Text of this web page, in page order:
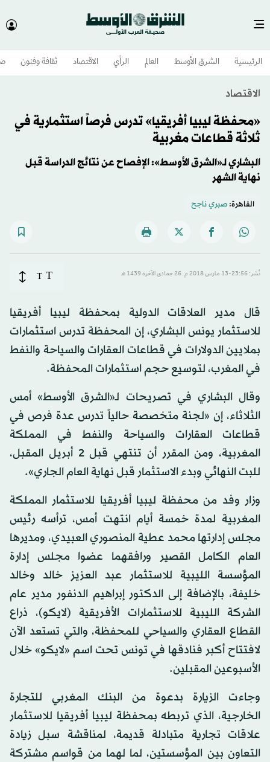
الرئيسية الشرق الأوسط​ العالم الرأي الاقتصاد ثقافة وفنون
الاقتصاد
«محفظة ليبيا أفريقيا» تدرس فرصاً استثمارية في
ثلاثة قطاعات مغربية
البشاري لـ«الشرق الأوسط»: الإفصاح عن نتائج الدراسة قبل
نهاية الشهر
القاهرة:صبري ناجح
نُشر: 23:56-13 مارس 2018 م ـ 26 جمادى الآخرة 1439 هـ T
T
قال مدير العلاقات الدولية بمحفظة ليبيا أفريقيا
للاستثمار يونس البشاري، إن المحفظة تدرس استثمارات
بملايين الدولارات في قطاعات العقارات والسياحة والنفط
في المغرب، لتوسيع حجم استثمارات المحفظة.
وقال البشاري في تصريحات لـ«الشرق الأوسط» أمس
الثلاثاء، إن «لجنة متخصصة حالياً تدرس عدة فرص في
قطاعات العقارات والسياحة والنفط في المملكة
المغربية، ومن المقرر أن تنتهي قبل 2 أبريل المقبل،
للبت النهائي وبدء الاستثمار قبل نهاية العام الجاري».
وزار وفد من محفظة ليبيا أفريقيا للاستثمار المملكة
المغربية لمدة خمسة أيام انتهت أمس، ترأسه رئيس
مجلس إدارتها محمد عطية المنصوري العبيدي، ومديرها
العام الكامل القصير ورافقهما عضوا مجلس إدارة
المؤسسة الليبية للاستثمار عبد العزيز خالد وخالد
خليفة، بالإضافة إلى الدكتور إبراهيم الدنفور مدير عام
الشركة الليبية للاستثمارات الأفريقية (لايكو)، ذراع
القطاع العقاري والسياحي للمحفظة، والتي تستعد الآن
لافتتاح أكبر فنادقها في تونس تحت اسم «لايكو» خلال
الأسبوعين المقبلين.
وجاءت الزيارة بدعوة من البنك المغربي للتجارة
الخارجية، الذي تربطه بمحفظة ليبيا أفريقيا للاستثمار
علاقات تجارية متبادلة قديمة، لمناقشة سبل زيادة
التعاون بين المؤسستين، لما لهما من قواسم مشتركة